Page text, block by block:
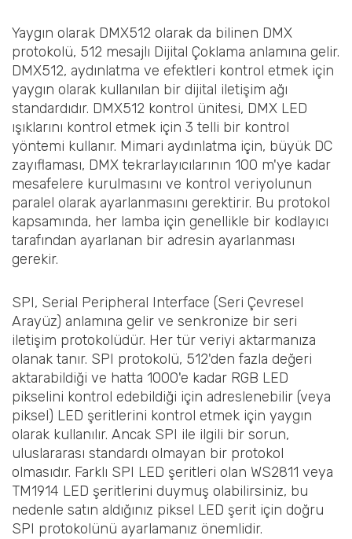
Yaygın olarak DMX512 olarak da bilinen DMX
protokolü, 512 mesajlı Dijital Çoklama anlamına gelir.
DMX512, aydınlatma ve efektleri kontrol etmek için
yaygın olarak kullanılan bir dijital iletişim ağı
standardıdır. DMX512 kontrol ünitesi, DMX LED
ışıklarını kontrol etmek için 3 telli bir kontrol
yöntemi kullanır. Mimari aydınlatma için, büyük DC
zayıflaması, DMX tekrarlayıcılarının 100 m'ye kadar
mesafelere kurulmasını ve kontrol veriyolunun
paralel olarak ayarlanmasını gerektirir. Bu protokol
kapsamında, her lamba için genellikle bir kodlayıcı
tarafından ayarlanan bir adresin ayarlanması
gerekir.
SPI, Serial Peripheral Interface (Seri Çevresel
Arayüz) anlamına gelir ve senkronize bir seri
iletişim protokolüdür. Her tür veriyi aktarmanıza
olanak tanır. SPI protokolü, 512'den fazla değeri
aktarabildiği ve hatta 1000'e kadar RGB LED
pikselini kontrol edebildiği için adreslenebilir (veya
piksel) LED şeritlerini kontrol etmek için yaygın
olarak kullanılır. Ancak SPI ile ilgili bir sorun,
uluslararası standardı olmayan bir protokol
olmasıdır. Farklı SPI LED şeritleri olan WS2811 veya
TM1914 LED şeritlerini duymuş olabilirsiniz, bu
nedenle satın aldığınız piksel LED şerit için doğru
SPI protokolünü ayarlamanız önemlidir.